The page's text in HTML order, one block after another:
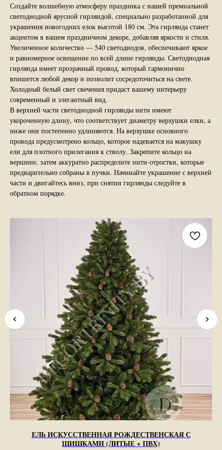
Создайте волшебную атмосферу праздника с нашей премиальной
светодиодной ярусной гирляндой, специально разработанной для
украшения новогодних елок высотой 180 см. Эта гирлянда станет
акцентом в вашем праздничном декоре, добавляя яркости и стиля.
Увеличенное количество — 540 светодиодов, обеспечивают яркое
и равномерное освещение по всей длине гирлянды. Светодиодная
гирлянда имеет прозрачный провод, который гармонично
впишется любой декор и позволит сосредоточиться на свете.
Холодный белый свет свечения придаст вашему интерьеру
современный и элегантный вид.
В верхней части светодиодной гирлянды нити имеют
укороченную длину, что соответствует диаметру верхушки елки, а
ниже они постепенно удлиняются. На верхушке основного
провода предусмотрено кольцо, которое надевается на макушку
ели для плотного прилегания к стволу. Закрепите кольцо на
вершине, затем аккуратно распределите нити-отростки, которые
предварительно собраны в пучки. Начинайте украшение с верхней
части и двигайтесь вниз, при снятии гирлянды следуйте в
обратном порядке.
ЕЛЬ ИСКУССТВЕННАЯ РОЖДЕСТВЕНСКАЯ С
ШИШКАМИ (ЛИТЫЕ + ПВХ)